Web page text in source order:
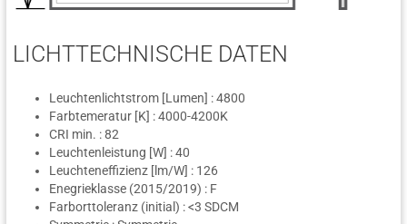
LICHTTECHNISCHE DATEN
Leuchtenlichtstrom [Lumen] : 4800
Farbtemeratur [K] : 4000-4200K
CRI min. : 82
Leuchtenleistung [W] : 40
Leuchteneffizienz [lm/W] : 126
Enegrieklasse (2015/2019) : F
Farborttoleranz (initial) : <3 SDCM